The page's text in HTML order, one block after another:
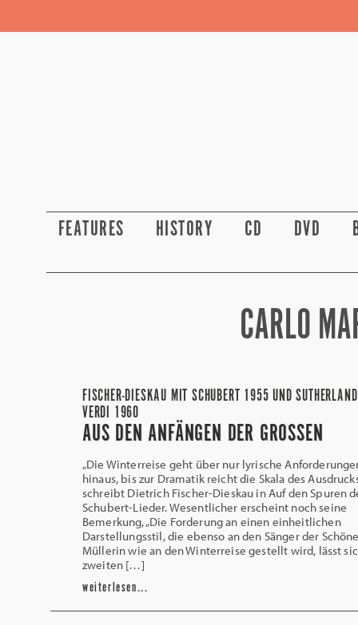
FEATURES HISTORY CD DVD
CARLO
FISCHER-DIESKAU MIT SCHUBERT 1955 UND
VERDI 1960
AUS DEN ANFÄNGEN DER GROSSEN
„Die Winterreise geht über nur lyrische
hinaus, bis zur Dramatik reicht die Skala des
schreibt Dietrich Fischer-Dieskau in Auf den Spuren
Schubert-Lieder. Wesentlicher erscheint noch seine
Bemerkung, „Die Forderung an einen einheitlichen
Darstellungsstil, die ebenso an den Sänger der
Müllerin wie an den Winterreise gestellt wird, lässt
zweiten […]
weiterlesen...